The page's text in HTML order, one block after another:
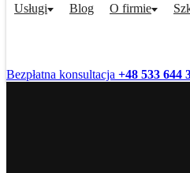
Usługi Blog O firmie
Bezpłatna konsultacja +48 533 644